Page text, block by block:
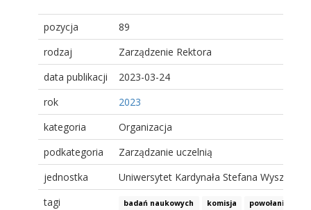
pozycja
89
rodzaj
Zarządzenie Rektora
data publikacji
2023-03-24
rok
2023
kategoria
Organizacja
podkategoria
Zarządzanie uczelnią
jednostka
Uniwersytet Kardynała Stefana
tagi
badań naukowych komisja powołanie